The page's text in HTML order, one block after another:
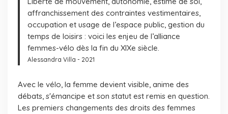
affranchissement des contraintes vestimentaires,
occupation et usage de l’espace public, gestion du
temps de loisirs : voici les enjeu de l’alliance
femmes-vélo dès la fin du XIXe siècle.
Alessandra Villa - 2021
Avec le vélo, la femme devient visible, anime des
débats, s'émancipe et son statut est remis en question.
Les premiers changements des droits des femmes